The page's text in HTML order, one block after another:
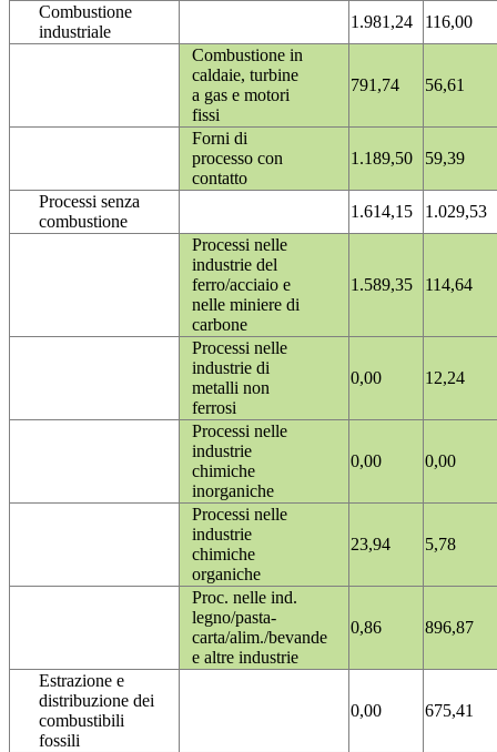
Combustione
industriale
1.981,24
116,00
Combustione in
caldaie, turbine
a gas e motori
fissi
791,74 56,61
Forni di
processo con
contatto
1.189,50 59,39
Processi senza
combustione
1.614,15
1.029,53
Processi nelle
industrie del
ferro/acciaio e
nelle miniere di
carbone
1.589,35 114,64
Processi nelle
industrie di
metalli non
ferrosi
0,00 12,24
Processi nelle
industrie
chimiche
inorganiche
0,00 0,00
Processi nelle
industrie
chimiche
organiche
23,94 5,78
Proc. nelle ind.
legno/pasta-
carta/alim./bevande
e altre industrie
0,86 896,87
Estrazione e
distribuzione dei
combustibili
fossili
0,00 675,41